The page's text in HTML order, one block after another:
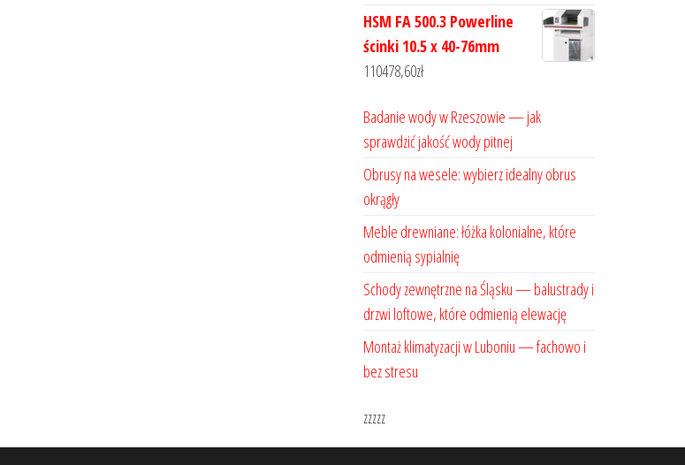
HSM FA 500.3 Powerline
ścinki 10.5 x 40-76mm
110478,60zł
Badanie wody w Rzeszowie — jak
sprawdzić jakość wody pitnej
Obrusy na wesele: wybierz idealny obrus
okrągły
Meble drewniane: łóżka kolonialne, które
odmienią sypialnię
Schody zewnętrzne na Śląsku — balustrady i
drzwi loftowe, które odmienią elewację
Montaż klimatyzacji w Luboniu — fachowo i
bez stresu
zzzzz